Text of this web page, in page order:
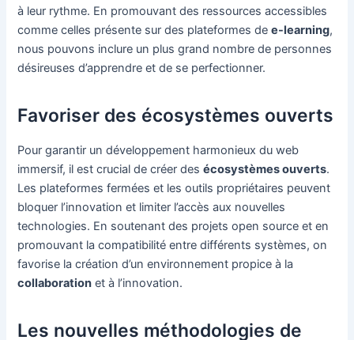
à leur rythme. En promouvant des ressources accessibles
comme celles présente sur des plateformes dee-learning,
nous pouvons inclure un plus grand nombre de personnes
désireuses d’apprendre et de se perfectionner.
Favoriser des écosystèmes ouverts
Pour garantir un développement harmonieux du web
immersif, il est crucial de créer desécosystèmes ouverts.
Les plateformes fermées et les outils propriétaires peuvent
bloquer l’innovation et limiter l’accès aux nouvelles
technologies. En soutenant des projets open source et en
promouvant la compatibilité entre différents systèmes, on
favorise la création d’un environnement propice à la
collaboration et à l’innovation.
Les nouvelles méthodologies de